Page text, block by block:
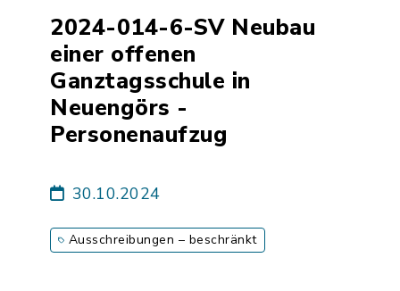
2024-014-6-SV Neubau
einer offenen
Ganztagsschule in
Neuengörs -
Personenaufzug
30.10.2024
Ausschreibungen – beschränkt